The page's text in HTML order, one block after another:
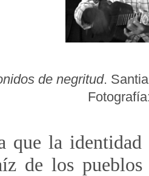
de negritud.
que la
de los